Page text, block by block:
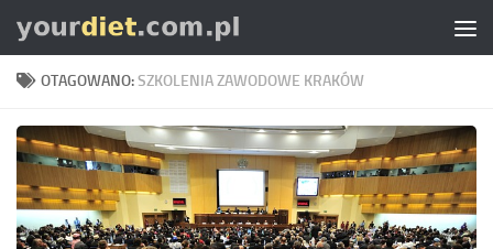
Skip to content
OTAGOWANO:SZKOLENIA ZAWODOWE KRAKÓW